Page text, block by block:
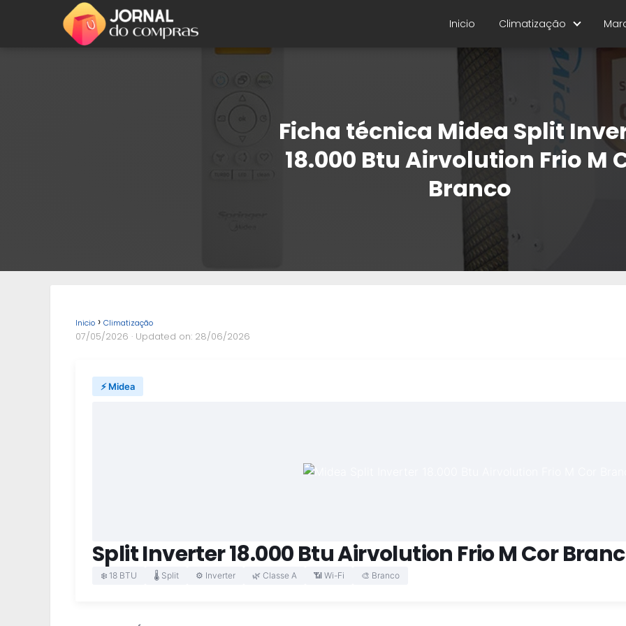
Inicio Climatização
Ficha técnica Midea Split
18.000 Btu Airvolution Frio M
Branco
Inicio Climatização
07/05/2026 · Updated on: 28/06/2026
⚡ Midea
Split Inverter 18.000 Btu Airvolution Frio M Cor
❄️ 18 BTU 🌡️ Split ⚙️ Inverter 🌿 Classe A 📶 Wi-Fi 🎨 Branco